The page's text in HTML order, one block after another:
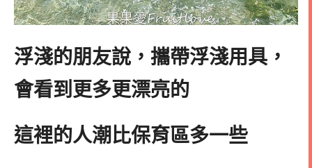
浮淺的朋友說，攜帶浮淺用具，
會看到更多更漂亮的
這裡的人潮比保育區多一些